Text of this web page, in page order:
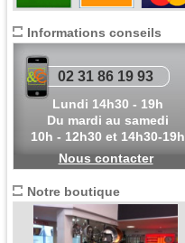
Informations conseils
02 31 86 19 93
Lundi 14h30 - 19h
Du mardi au samedi
10h - 12h30 et 14h30-19h
Nous contacter
Notre boutique